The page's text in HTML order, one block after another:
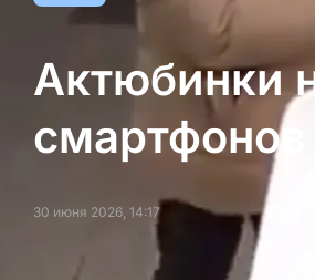
Актюбинки
смартфонов
30 июня 2026, 14:17